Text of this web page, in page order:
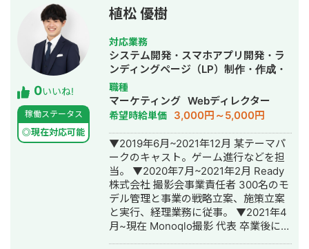
す笑 よろしくお願い致します！
した。SEO対策においては、ゼロから
立ち上げた新規サイトをニッチ市場で
サービスキーワード検索1位に導き、月
間1.5万PV、月商500万円の売上を実現
した実績があります。 エンジニア知識
を持ったSEOディレクターとして、大
量のページを作成するようないわゆる
データベース型のサイトの構築も得意
です。 競合が対応しきれないような細
かいキーワードまで対策して、お問合
せにつなげる戦略でお客様の売上に貢
献します。 少し珍しいキャリアの特徴
として、Fリーグ（フットサル日本トッ
プリーグ）のエスポラーダ北海道、バ
サジィ大分でプロ選手として活動しな
がらWeb制作の経験を積んできました
（バサジィ大分在籍時は完全プロ契約
のため1年間休職）。 アスリートとし
0いいね!
稼働ステータス
◎現在対応可能
植松 優樹
対応業務
システム開発・スマホアプリ開発・ラ
ンディングページ（LP）制作・作成・
ECサイト構築・ネットショップ作成代
行・SNS運用代行・ホームページ制
作・作成・動画制作・動画編集
職種
マーケティング Webディレクター
希望時給単価 3,000円～5,000円
▼2019年6月~2021年12月 某テーマパ
ークのキャスト。ゲーム進行などを担
当。 ▼2020年7月~2021年2月 Ready
株式会社 撮影会事業責任者 300名のモ
デル管理と事業の戦略立案、施策立案
と実行、経理業務に従事。 ▼2021年4
月~現在 Monoqlo撮影 代表 卒業後に2